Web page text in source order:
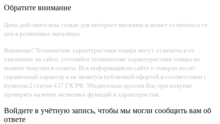
Обратите внимание
Цена действительна только для интернет-магазина и может отличаться от
цен в розничных магазинах.
Внимание! Технические характеристики товара могут отличаться от
указанных на сайте, уточняйте технические характеристики товара на
момент покупки и оплаты. Вся информация на сайте о товарах носит
справочный характер и не является публичной офертой в соответствии с
пунктом 2 статьи 437 ГК РФ. Убедительно просим Вас при покупке
проверять наличие желаемых функций и характеристик.
Войдите в учётную запись, чтобы мы могли сообщить вам об
ответе